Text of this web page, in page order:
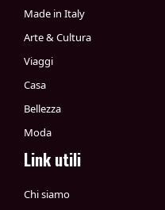
Made in Italy
Arte & Cultura
Viaggi
Casa
Bellezza
Moda
Link utili
Chi siamo